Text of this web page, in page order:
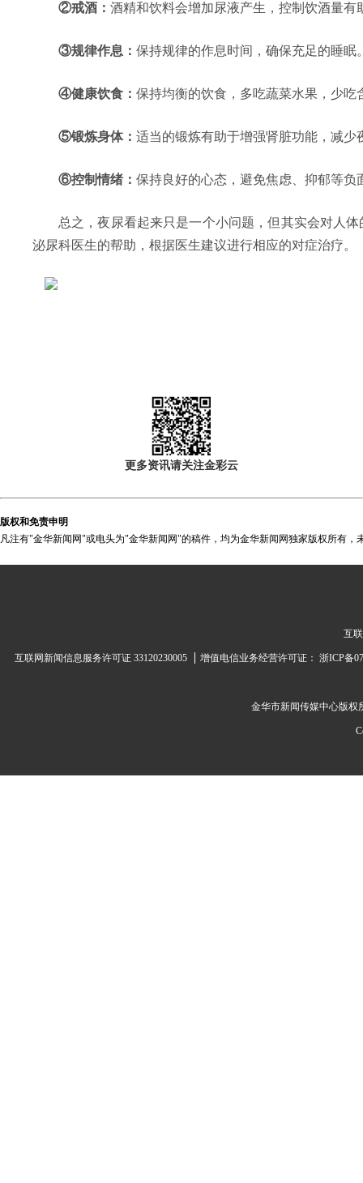
②戒酒： 酒精和饮料会增加尿液产生，控制饮酒量有
③规律作息： 保持规律的作息时间，确保充足的睡
④健康饮食： 保持均衡的饮食，多吃蔬菜水果，少
⑤锻炼身体： 适当的锻炼有助于增强肾脏功能，减
⑥控制情绪： 保持良好的心态，避免焦虑、抑郁等
总之，夜尿看起来只是一个小问题，但其实会对人
泌尿科医生的帮助，根据医生建议进行相应的对症治疗。
更多资讯请关注金彩云
版权和免责申明
凡注有"金华新闻网"或电头为"金华新闻网"的稿件，均为金华新闻网独家版权所有
互
互联网新闻信息服务许可证 33120230005 增值电信业务经营许可证： 浙ICP备
金华市新闻传媒中心版权